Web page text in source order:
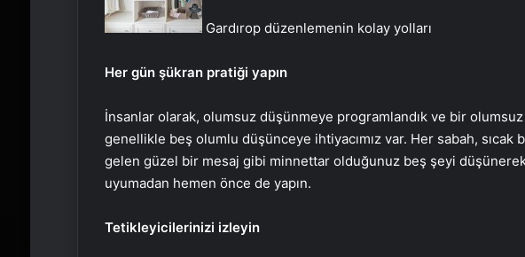
Gardırop düzenlemenin kolay yolları
Her gün şükran pratiği yapın
İnsanlar olarak, olumsuz düşünmeye programlandık ve bir
genellikle beş olumlu düşünceye ihtiyacımız var. Her sabah, sıcak
gelen güzel bir mesaj gibi minnettar olduğunuz beş şeyi düşünerek
uyumadan hemen önce de yapın.
Tetikleyicilerinizi izleyin